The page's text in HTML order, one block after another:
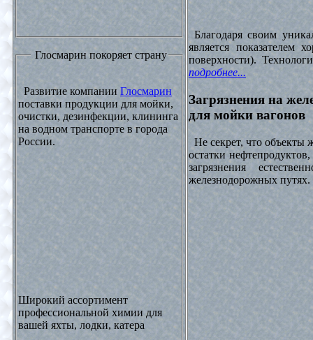
Глосмарин покоряет страну
Развитие компании Глосмарин
поставки продукции для мойки,
очистки, дезинфекции, клининга
на водном транспорте в города
России.
Широкий ассортимент
профессиональной химии для
вашей яхты, лодки, катера
Благодаря своим
является показателем
поверхности).
подробнее...
Загрязнения на
для мойки вагонов
Не секрет, что объекты
остатки нефтепродуктов,
загрязнения
железнодорожных путях.